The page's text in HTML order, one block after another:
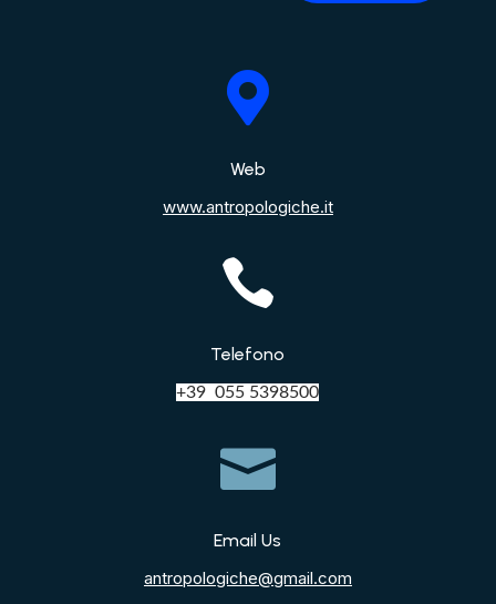

Web
www.antropologiche.it

Telefono
+39 055 5398500

Email Us
antropologiche@gmail.com